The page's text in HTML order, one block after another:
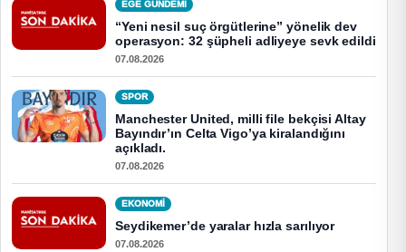
EGE GUNDEMİ
“Yeni nesil suç örgütlerine” yönelik dev
operasyon: 32 şüpheli adliyeye sevk edildi
07.08.2026
SPOR
Manchester United, milli file bekçisi Altay
Bayındır’ın Celta Vigo’ya kiralandığını
açıkladı.
07.08.2026
EKONOMI
Seydikemer’de yaralar hızla sarılıyor
07.08.2026